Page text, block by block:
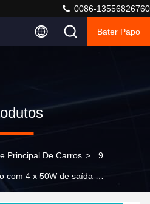
0086-13556826760
Bater Papo
Principal De Carros > 9
com 4 x 50W de saída de